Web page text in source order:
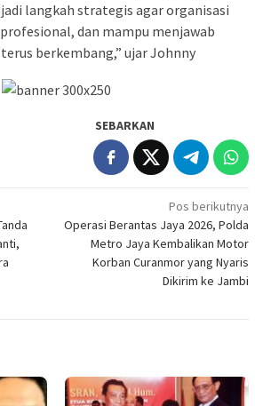
langkah strategis agar organisasi
dan mampu menjawab
berkembang,” ujar Johnny
SEBARKAN
Pos berikutnya
Operasi Berantas Jaya 2026, Polda
Metro Jaya Kembalikan Motor
Korban Curanmor yang Nyaris
Dikirim ke Jambi